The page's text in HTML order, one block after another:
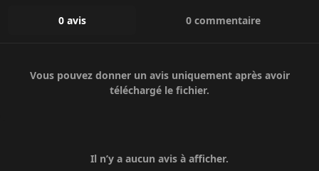
0 avis 0 commentaire
Vous pouvez donner un avis uniquement après avoir
téléchargé le fichier.
Il n’y a aucun avis à afficher.